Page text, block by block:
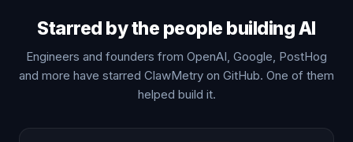
Starred by the people building AI
Engineers and founders from OpenAI, Google, PostHog
and more have starred ClawMetry on GitHub. One of them
helped build it.